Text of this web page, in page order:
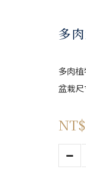
多
多肉
盆栽